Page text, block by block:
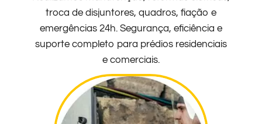
troca de disjuntores, quadros, fiação e
emergências 24h. Segurança, eficiência e
suporte completo para prédios residenciais
e comerciais.